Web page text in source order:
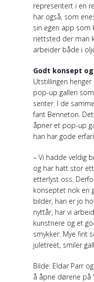
representert i en
har også, som
sin egen app som
nettsted der man
arbeider både i
Godt konsept
Utstillingen
pop-up galleri
senter. I de
fant Benneton.
åpner et pop-up
han har gode
– Vi hadde veldig
og har hatt stor
etterlyst oss.
konseptet nok en
bilder, han er jo
nyttår, har vi
kunstnere og et
smykker. Mye fint
juletreet, smiler
Bilde: Eldar Parr
å åpne dørene på